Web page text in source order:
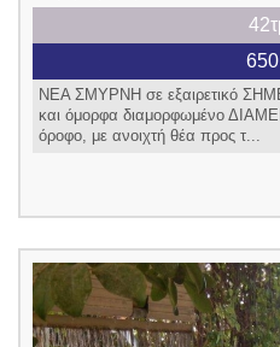
ΝΕΑ ΣΜΥΡΝΗ σε εξαιρετικό
και όμορφα διαμορφωμένο
όροφο, με ανοιχτή θέα προς τ...